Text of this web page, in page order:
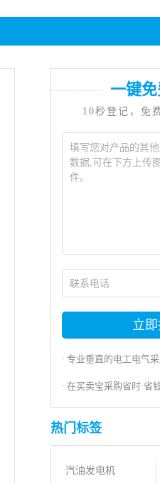
一键
10秒登记，免
立
· 专业垂直的电工电气
· 在买卖宝采购省时·省
热门标签
汽油发电机